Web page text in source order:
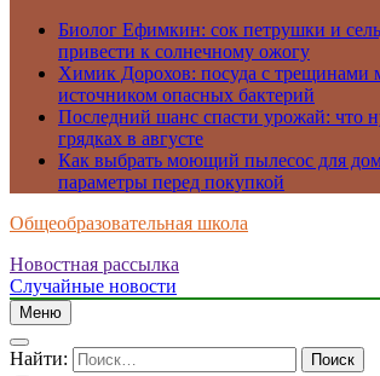
Биолог Ефимкин: сок петрушки и
привести к солнечному ожогу
Химик Дорохов: посуда с трещинами
источником опасных бактерий
Последний шанс спасти урожай: что
грядках в августе
Как выбрать моющий пылесос для
параметры перед покупкой
Общеобразовательная школа
Новостная рассылка
Случайные новости
Меню
Найти: